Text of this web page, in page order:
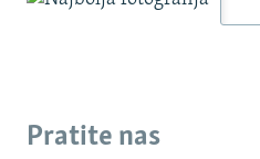
Pratite nas